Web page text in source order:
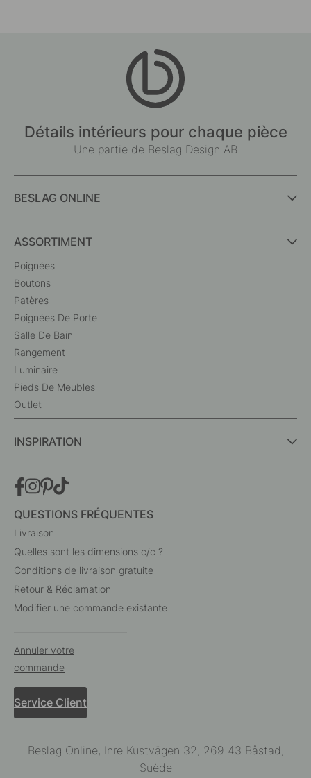
Détails intérieurs pour chaque pièce
Une partie de Beslag Design AB
BESLAG ONLINE
ASSORTIMENT
Poignées
Boutons
Patères
Poignées De Porte
Salle De Bain
Rangement
Luminaire
Pieds De Meubles
Outlet
INSPIRATION
QUESTIONS FRÉQUENTES
Livraison
Quelles sont les dimensions c/c ?
Conditions de livraison gratuite
Retour & Réclamation
Modifier une commande existante
Annuler votre
commande
Service Client
Beslag Online, Inre Kustvägen 32, 269 43 Båstad,
Suède